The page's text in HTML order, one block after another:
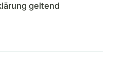
geltend